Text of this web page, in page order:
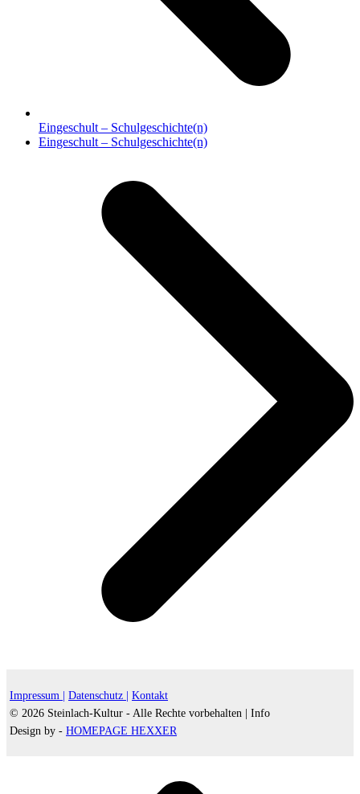
Eingeschult – Schulgeschichte(n)
Nächster
Eingeschult – Schulgeschichte(n)
Impressum | Datenschutz |
Kontakt
© 2026 Steinlach-Kultur - Alle Rechte vorbehalten |
Info
Design by - HOMEPAGE HEXXER